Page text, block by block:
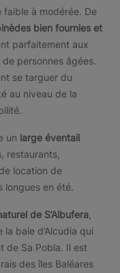
faible à modérée. De
bien fournies et
parfaitement aux
personnes âgées.
se targuer du
au niveau de la
un large éventail
restaurants,
location de
longues en été.
de S’Albufera
baie d’Alcudia qui
de Sa Pobla. Il est
des îles Baléares